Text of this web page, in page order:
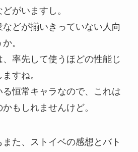
がいますし。
などが揃いきっていない人向
。
率先して使うほどの性能じ
すね。
る恒常キャラなので、これは
もしれませんけど。
た、ストイベの感想とバト